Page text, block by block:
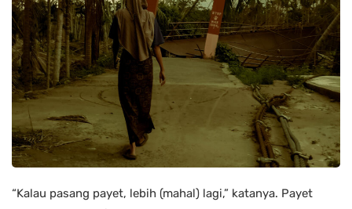
“Kalau pasang payet, lebih (mahal) lagi,” katanya. Payet